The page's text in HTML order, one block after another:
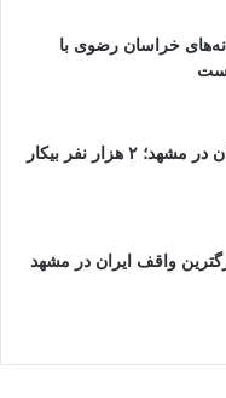
خراسان رضوی با
تعطیلی ۳۰۰ رستوران در مشهد؛ ۲ هزار نفر بیکار
واقف ایران در مشهد